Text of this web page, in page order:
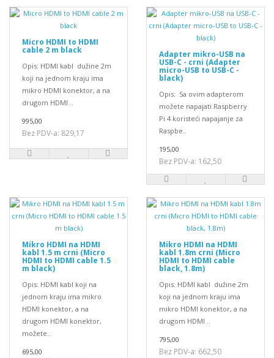
Micro HDMI to HDMI
cable 2 m black
Opis: HDMI kabl dužine 2m
koji na jednom kraju ima
mikro HDMI konektor, a na
drugom HDMI ..
995,00
Bez PDV-a: 829,17
Adapter mikro-USB na
USB-C - crni (Adapter
micro-USB to USB-C -
black)
Opis: Sa ovim adapterom
možete napajati Raspberry
Pi 4 koristeći napajanje za
Raspbe..
195,00
Bez PDV-a: 162,50
Mikro HDMI na HDMI
kabl 1.5 m crni (Micro
HDMI to HDMI cable 1.5
m black)
Opis: HDMI kabl koji na
jednom kraju ima mikro
HDMI konektor, a na
drugom HDMI konektor,
možete..
695,00
Mikro HDMI na HDMI
kabl 1.8m crni (Micro
HDMI to HDMI cable
black, 1.8m)
Opis: HDMI kabl dužine 2m
koji na jednom kraju ima
mikro HDMI konektor, a na
drugom HDMI ..
795,00
Bez PDV-a: 662,50